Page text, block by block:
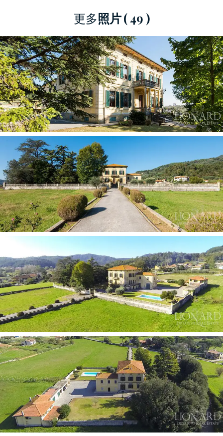
这是卢卡地区一块真正的宝石，周围绿树环绕，
并靠近著名的托斯卡纳。
更多照片( 49 )